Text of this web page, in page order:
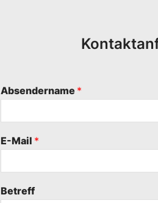
Absendername *
E-Mail *
Betreff